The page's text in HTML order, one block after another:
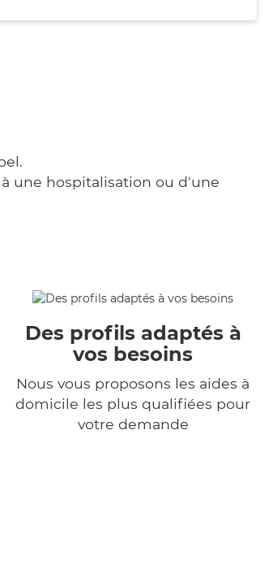
une hospitalisation ou d'une
Des profils adaptés à
vos besoins
Nous vous proposons les aides à
domicile les plus qualifiées pour
votre demande